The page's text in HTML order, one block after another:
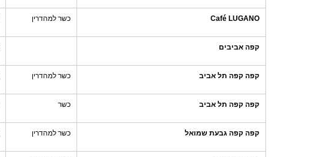
Café LUGANO כשר למהדרין
קפה אביבים
קפה קפה תל אביב כשר למהדרין
קפה קפה תל אביב כשר
קפה קפה גבעת שמואל כשר למהדרין